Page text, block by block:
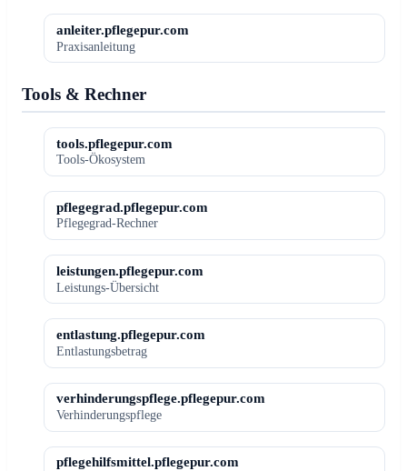
anleiter.pflegepur.com
Praxisanleitung
Tools & Rechner
tools.pflegepur.com
Tools-Ökosystem
pflegegrad.pflegepur.com
Pflegegrad-Rechner
leistungen.pflegepur.com
Leistungs-Übersicht
entlastung.pflegepur.com
Entlastungsbetrag
verhinderungspflege.pflegepur.com
Verhinderungspflege
pflegehilfsmittel.pflegepur.com